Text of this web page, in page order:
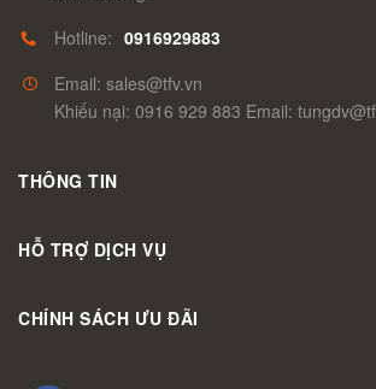
Hotline: 0916929883
Email: sales@tfv.vn
Khiếu nại: 0916 929 883 Email:
THÔNG TIN
HỖ TRỢ DỊCH VỤ
CHÍNH SÁCH ƯU ĐÃI